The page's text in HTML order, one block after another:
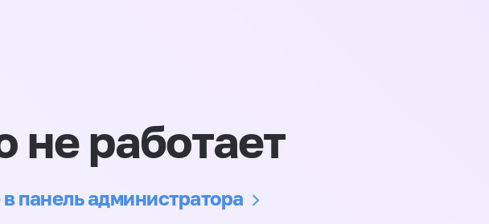
не работает
панель администратора